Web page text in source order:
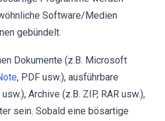
Software/Medien
gebündelt.
Dokumente (z.B. Microsoft
, PDF usw.), ausführbare
Archive (z.B. ZIP, RAR usw.),
sein. Sobald eine bösartige